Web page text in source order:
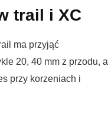
trail i XC
ma przyjąć
20, 40 mm z przodu, a
przy korzeniach i